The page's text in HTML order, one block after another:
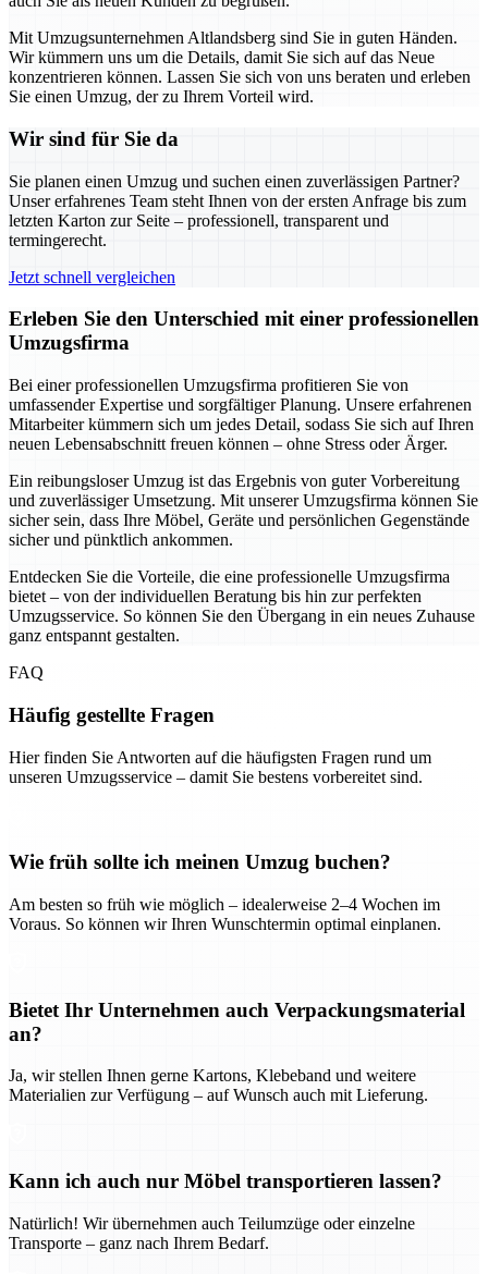
Mit Umzugsunternehmen Altlandsberg sind Sie in guten Händen.
Wir kümmern uns um die Details, damit Sie sich auf das Neue
konzentrieren können. Lassen Sie sich von uns beraten und erleben
Sie einen Umzug, der zu Ihrem Vorteil wird.
Wir sind für Sie da
Sie planen einen Umzug und suchen einen zuverlässigen Partner?
Unser erfahrenes Team steht Ihnen von der ersten Anfrage bis zum
letzten Karton zur Seite – professionell, transparent und
termingerecht.
Jetzt schnell vergleichen
Erleben Sie den Unterschied mit einer professionellen
Umzugsfirma
Bei einer professionellen Umzugsfirma profitieren Sie von
umfassender Expertise und sorgfältiger Planung. Unsere erfahrenen
Mitarbeiter kümmern sich um jedes Detail, sodass Sie sich auf Ihren
neuen Lebensabschnitt freuen können – ohne Stress oder Ärger.
Ein reibungsloser Umzug ist das Ergebnis von guter Vorbereitung
und zuverlässiger Umsetzung. Mit unserer Umzugsfirma können Sie
sicher sein, dass Ihre Möbel, Geräte und persönlichen Gegenstände
sicher und pünktlich ankommen.
Entdecken Sie die Vorteile, die eine professionelle Umzugsfirma
bietet – von der individuellen Beratung bis hin zur perfekten
Umzugsservice. So können Sie den Übergang in ein neues Zuhause
ganz entspannt gestalten.
FAQ
Häufig gestellte Fragen
Hier finden Sie Antworten auf die häufigsten Fragen rund um
unseren Umzugsservice – damit Sie bestens vorbereitet sind.
Wie früh sollte ich meinen Umzug buchen?
Am besten so früh wie möglich – idealerweise 2–4 Wochen im
Voraus. So können wir Ihren Wunschtermin optimal einplanen.
Bietet Ihr Unternehmen auch Verpackungsmaterial
an?
Ja, wir stellen Ihnen gerne Kartons, Klebeband und weitere
Materialien zur Verfügung – auf Wunsch auch mit Lieferung.
Kann ich auch nur Möbel transportieren lassen?
Natürlich! Wir übernehmen auch Teilumzüge oder einzelne
Transporte – ganz nach Ihrem Bedarf.